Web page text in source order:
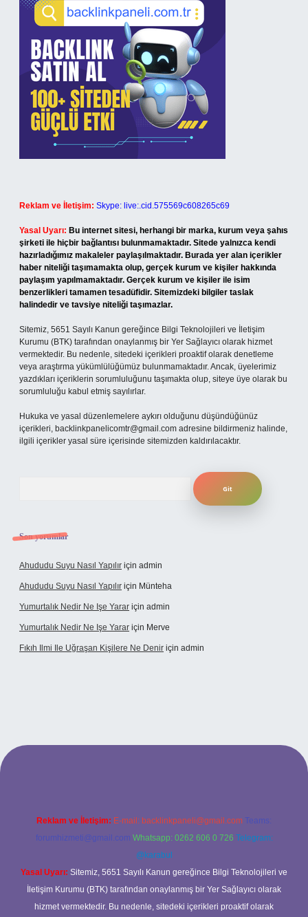
Reklam ve İletişim: Skype: live:.cid.575569c608265c69
Yasal Uyarı: Bu internet sitesi, herhangi bir marka, kurum veya şahıs
şirketi ile hiçbir bağlantısı bulunmamaktadır. Sitede yalnızca kendi
hazırladığımız makaleler paylaşılmaktadır. Burada yer alan içerikler
haber niteliği taşımamakta olup, gerçek kurum ve kişiler hakkında
paylaşım yapılmamaktadır. Gerçek kurum ve kişiler ile isim
benzerlikleri tamamen tesadüfidir. Sitemizdeki bilgiler taslak
halindedir ve tavsiye niteliği taşımazlar.
Sitemiz, 5651 Sayılı Kanun gereğince Bilgi Teknolojileri ve İletişim
Kurumu (BTK) tarafından onaylanmış bir Yer Sağlayıcı olarak hizmet
vermektedir. Bu nedenle, sitedeki içerikleri proaktif olarak denetleme
veya araştırma yükümlülüğümüz bulunmamaktadır. Ancak, üyelerimiz
yazdıkları içeriklerin sorumluluğunu taşımakta olup, siteye üye olarak bu
sorumluluğu kabul etmiş sayılırlar.
Hukuka ve yasal düzenlemelere aykırı olduğunu düşündüğünüz
içerikleri, backlinkpanelicomtr@gmail.com adresine bildirmeniz halinde,
ilgili içerikler yasal süre içerisinde sitemizden kaldırılacaktır.
Son yorumlar
Ahududu Suyu Nasıl Yapılır için admin
Ahududu Suyu Nasıl Yapılır için Münteha
Yumurtalık Nedir Ne Işe Yarar için admin
Yumurtalık Nedir Ne Işe Yarar için Merve
Fıkıh Ilmi Ile Uğraşan Kişilere Ne Denir için admin
Reklam ve İletişim: E-mail: backlinkpaneli@gmail.com Teams:
forumhizmeti@gmail.com Whatsapp: 0262 606 0 726 Telegram:
@karabul
Yasal Uyarı: Sitemiz, 5651 Sayılı Kanun gereğince Bilgi Teknolojileri ve
İletişim Kurumu (BTK) tarafından onaylanmış bir Yer Sağlayıcı olarak
hizmet vermektedir. Bu nedenle, sitedeki içerikleri proaktif olarak